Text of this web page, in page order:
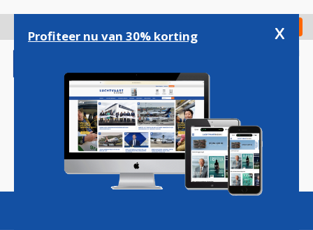
gaan
Check in
Magazine Podcasts Vacatures
Profiteer nu van 30% korting x